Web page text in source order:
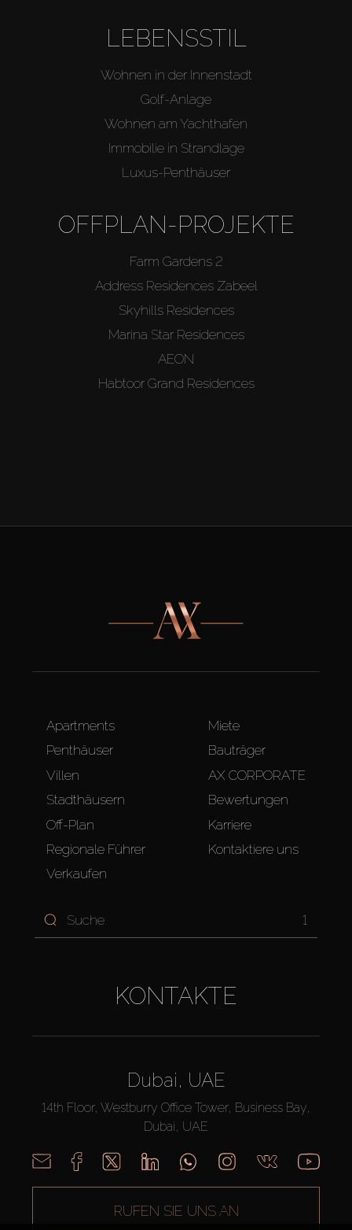
LEBENSSTIL
Wohnen in der Innenstadt
Golf-Anlage
Wohnen am Yachthafen
Immobilie in Strandlage
Luxus-Penthäuser
OFFPLAN-PROJEKTE
Farm Gardens 2
Address Residences Zabeel
Skyhills Residences
Marina Star Residences
AEON
Habtoor Grand Residences
Apartments
Penthäuser
Villen
Stadthäusern
Off-Plan
Regionale Führer
Verkaufen
Miete
Bauträger
AX CORPORATE
Bewertungen
Karriere
Kontaktiere uns
1
KONTAKTE
Dubai, UAE
14th Floor, Westburry Office Tower, Business Bay,
Dubai, UAE
RUFEN SIE UNS AN